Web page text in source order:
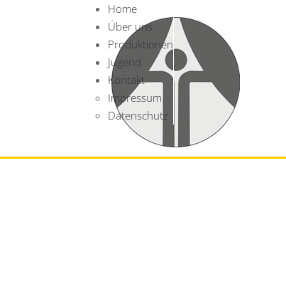
Home
Über uns
Produktionen
Jugend
Kontakt
Impressum
Datenschutz